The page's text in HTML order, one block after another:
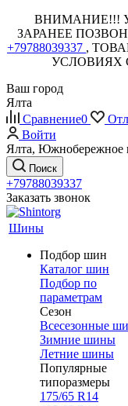
ВНИМАНИЕ!!!
ЗАРАНЕЕ
+79788039337 ,
УСЛОВИЯХ
Ваш город
Ялта
Сравнение0
Войти
Ялта, Южнобережное
Поиск
+79788039337
Заказать звонок
Шины
Подбор шин
Каталог шин
Подбор по
параметрам
Сезон
Всесезонные
Зимние шины
Летние шины
Популярные
типоразмеры
175/65 R14